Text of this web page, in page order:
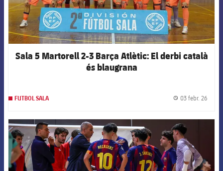
Sala 5 Martorell 2-3 Barça Atlètic: El derbi català
és blaugrana
FUTBOL SALA 03 febr. 26
FCB Barcelona badge